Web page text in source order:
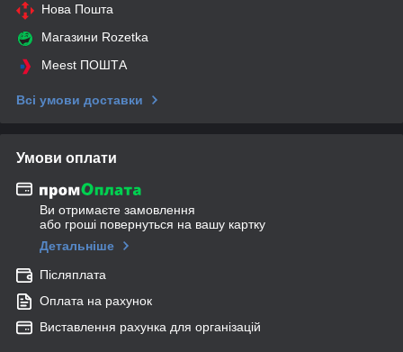
Нова Пошта
Магазини Rozetka
Meest ПОШТА
Всі умови доставки
Умови оплати
Ви отримаєте замовлення
або гроші повернуться на вашу картку
Детальніше
Післяплата
Оплата на рахунок
Виставлення рахунка для організацій